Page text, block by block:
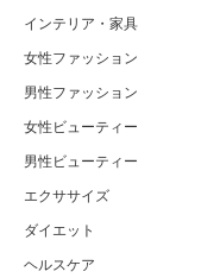
インテリア・家具
女性ファッション
男性ファッション
女性ビューティー
男性ビューティー
エクササイズ
ダイエット
ヘルスケア